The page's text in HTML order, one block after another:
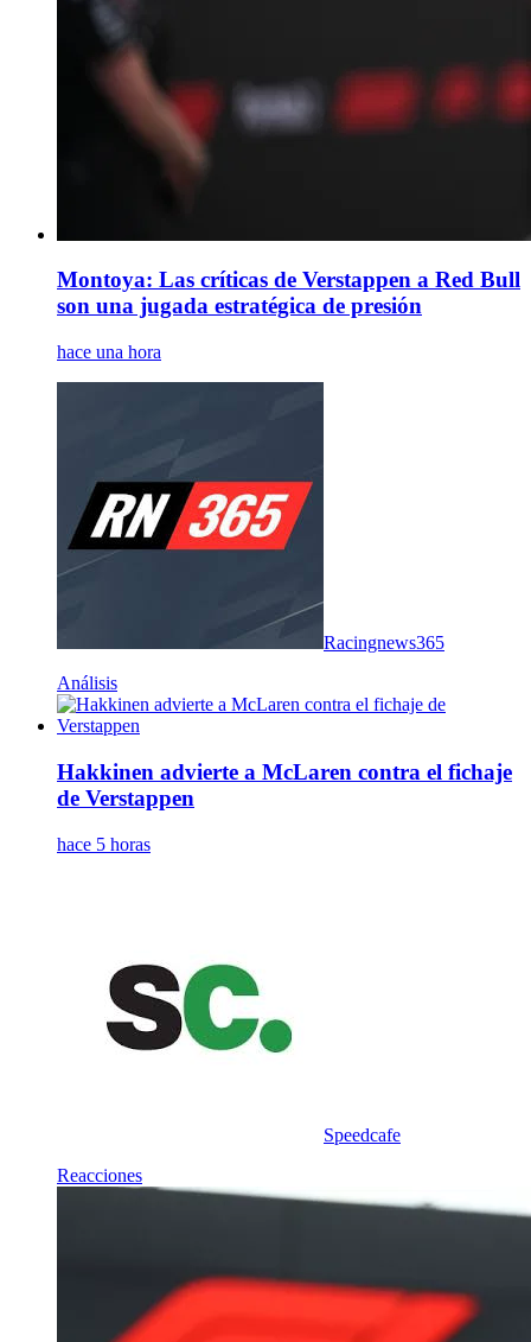
Montoya: Las críticas de Verstappen a Red Bull
son una jugada estratégica de presión
hace una hora
Racingnews365
Análisis
Hakkinen advierte a McLaren contra el fichaje
de Verstappen
hace 5 horas
Speedcafe
Reacciones